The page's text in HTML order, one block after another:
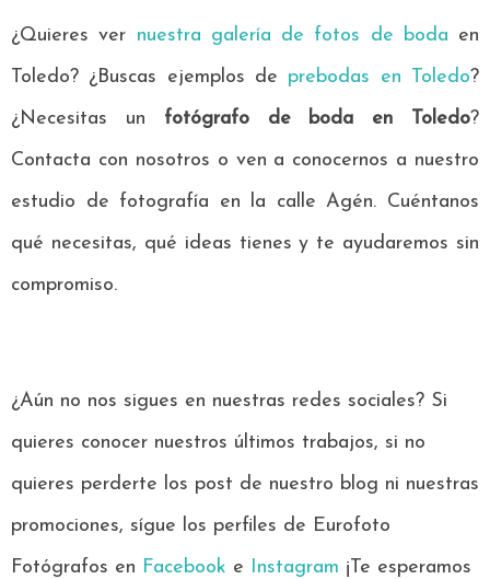
¿Quieres ver nuestra galería de fotos de boda en
Toledo? ¿Buscas ejemplos de prebodas en Toledo?
¿Necesitas un fotógrafo de boda en Toledo?
Contacta con nosotros o ven a conocernos a nuestro
estudio de fotografía en la calle Agén. Cuéntanos
qué necesitas, qué ideas tienes y te ayudaremos sin
compromiso.
¿Aún no nos sigues en nuestras redes sociales? Si
quieres conocer nuestros últimos trabajos, si no
quieres perderte los post de nuestro blog ni nuestras
promociones, sígue los perfiles de Eurofoto
Fotógrafos en Facebook e Instagram ¡Te esperamos